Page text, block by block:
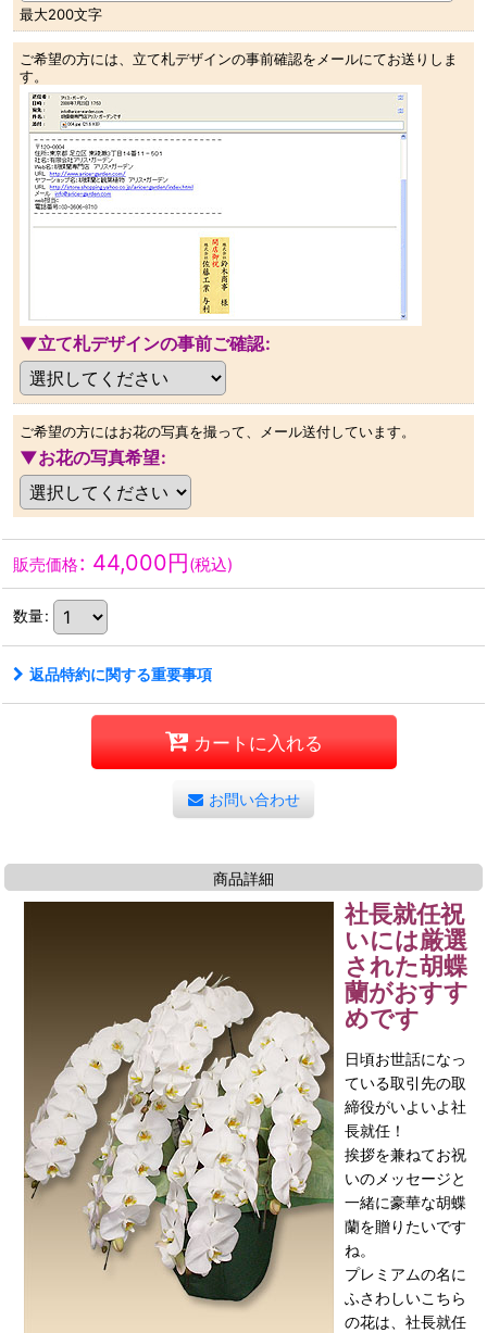
最大200文字
ご希望の方には、立て札デザインの事前確認をメールにてお送りしま
す。
▼立て札デザインの事前ご確認:
ご希望の方にはお花の写真を撮って、メール送付しています。
▼お花の写真希望:
販売価格: 44,000円(税込)
数量:
返品特約に関する重要事項
カートに入れる
お問い合わせ
商品詳細
社長就任祝
いには厳選
された胡蝶
蘭がおすす
めです
日頃お世話になっ
ている取引先の取
締役がいよいよ社
長就任！
挨拶を兼ねてお祝
いのメッセージと
一緒に豪華な胡蝶
蘭を贈りたいです
ね。
プレミアムの名に
ふさわしいこちら
の花は、社長就任